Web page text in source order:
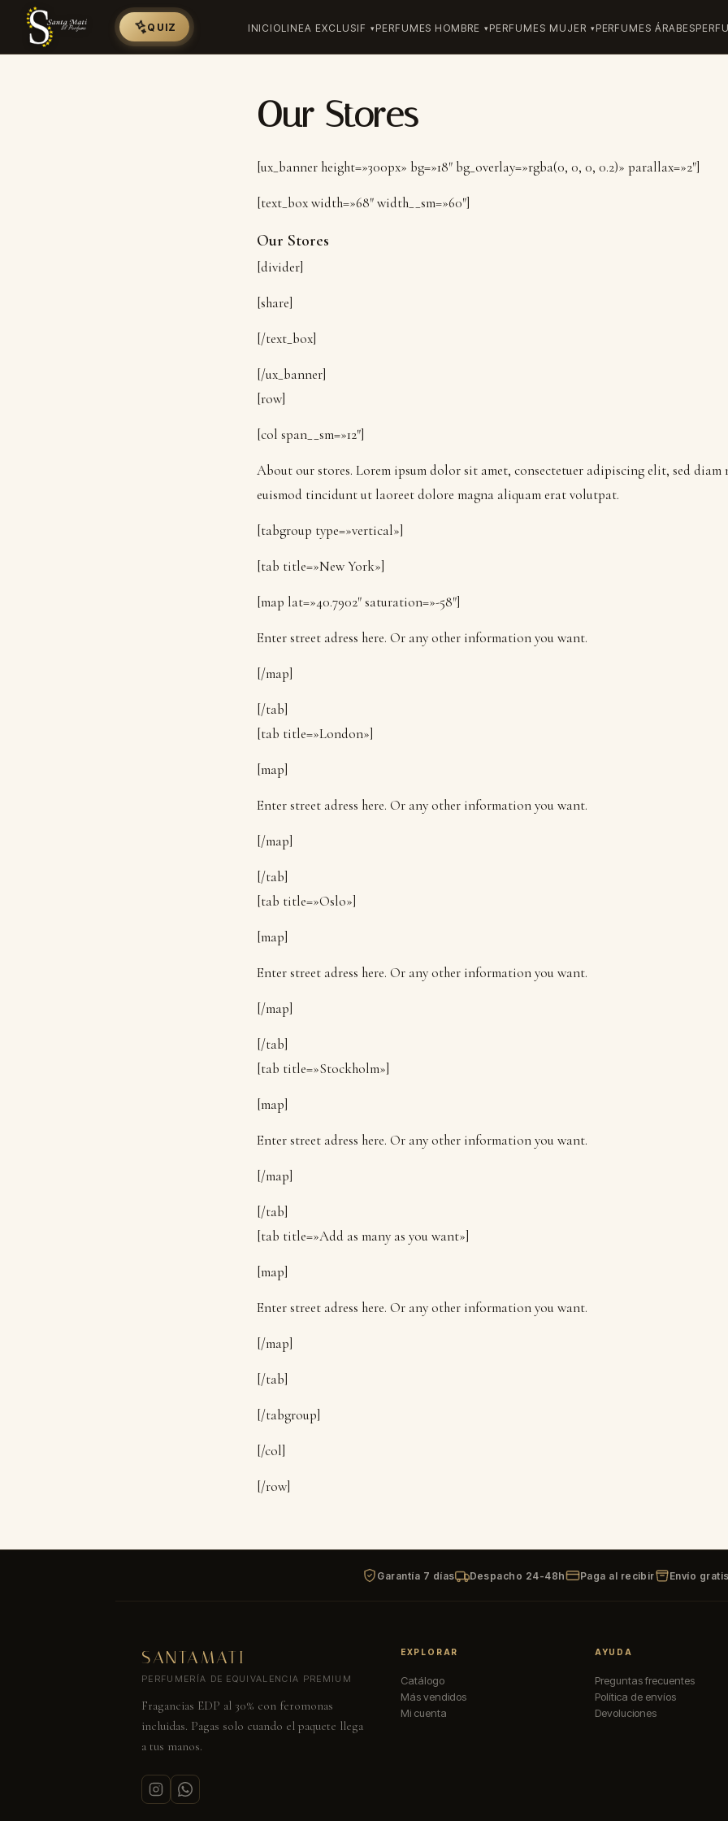
QUIZ INICIOLINEA EXCLUSIF PERFUMES HOMBRE PERFUMES MUJER PERFUMES ÁRABES
Our Stores
[ux_banner height=»300px» bg=»18″ bg_overlay=»rgba(0, 0, 0, 0.2)» parallax=»2″]
[text_box width=»68″ width__sm=»60″]
Our Stores
[divider]
[share]
[/text_box]
[/ux_banner]
[row]
[col span__sm=»12″]
About our stores. Lorem ipsum dolor sit amet, consectetuer adipiscing elit, sed diam
euismod tincidunt ut laoreet dolore magna aliquam erat volutpat.
[tabgroup type=»vertical»]
[tab title=»New York»]
[map lat=»40.7902″ saturation=»-58″]
Enter street adress here. Or any other information you want.
[/map]
[/tab]
[tab title=»London»]
[map]
Enter street adress here. Or any other information you want.
[/map]
[/tab]
[tab title=»Oslo»]
[map]
Enter street adress here. Or any other information you want.
[/map]
[/tab]
[tab title=»Stockholm»]
[map]
Enter street adress here. Or any other information you want.
[/map]
[/tab]
[tab title=»Add as many as you want»]
[map]
Enter street adress here. Or any other information you want.
[/map]
[/tab]
[/tabgroup]
[/col]
[/row]
Garantía 7 días Despacho 24-48h Paga al recibir Envío gratis
SANTAMATI
PERFUMERÍA DE EQUIVALENCIA PREMIUM
Fragancias EDP al 30% con feromonas
incluidas. Pagas solo cuando el paquete llega
a tus manos.
EXPLORAR
Catálogo
Más vendidos
Mi cuenta
AYUDA
Preguntas frecuentes
Política de envíos
Devoluciones